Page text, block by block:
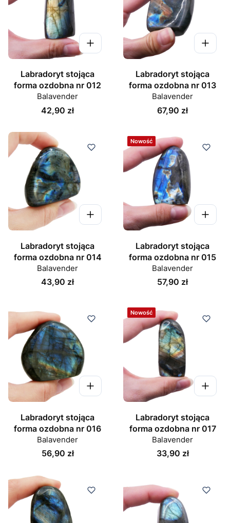
Labradoryt stojąca
forma ozdobna nr 012
Balavender
Cena
42,90 zł
Labradoryt stojąca
forma ozdobna nr 013
Balavender
Cena
67,90 zł
Labradoryt stojąca
forma ozdobna nr 014
Balavender
Cena
43,90 zł
Nowość
Labradoryt stojąca
forma ozdobna nr 015
Balavender
Cena
57,90 zł
Labradoryt stojąca
forma ozdobna nr 016
Balavender
Cena
56,90 zł
Nowość
Labradoryt stojąca
forma ozdobna nr 017
Balavender
Cena
33,90 zł